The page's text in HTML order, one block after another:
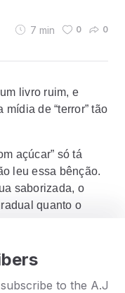
7 min 0 0
livro ruim, e
de “terror” tão
açúcar” só tá
leu essa bênção.
saborizada, o
quanto o
e os personagens
que essa história
to the A.J